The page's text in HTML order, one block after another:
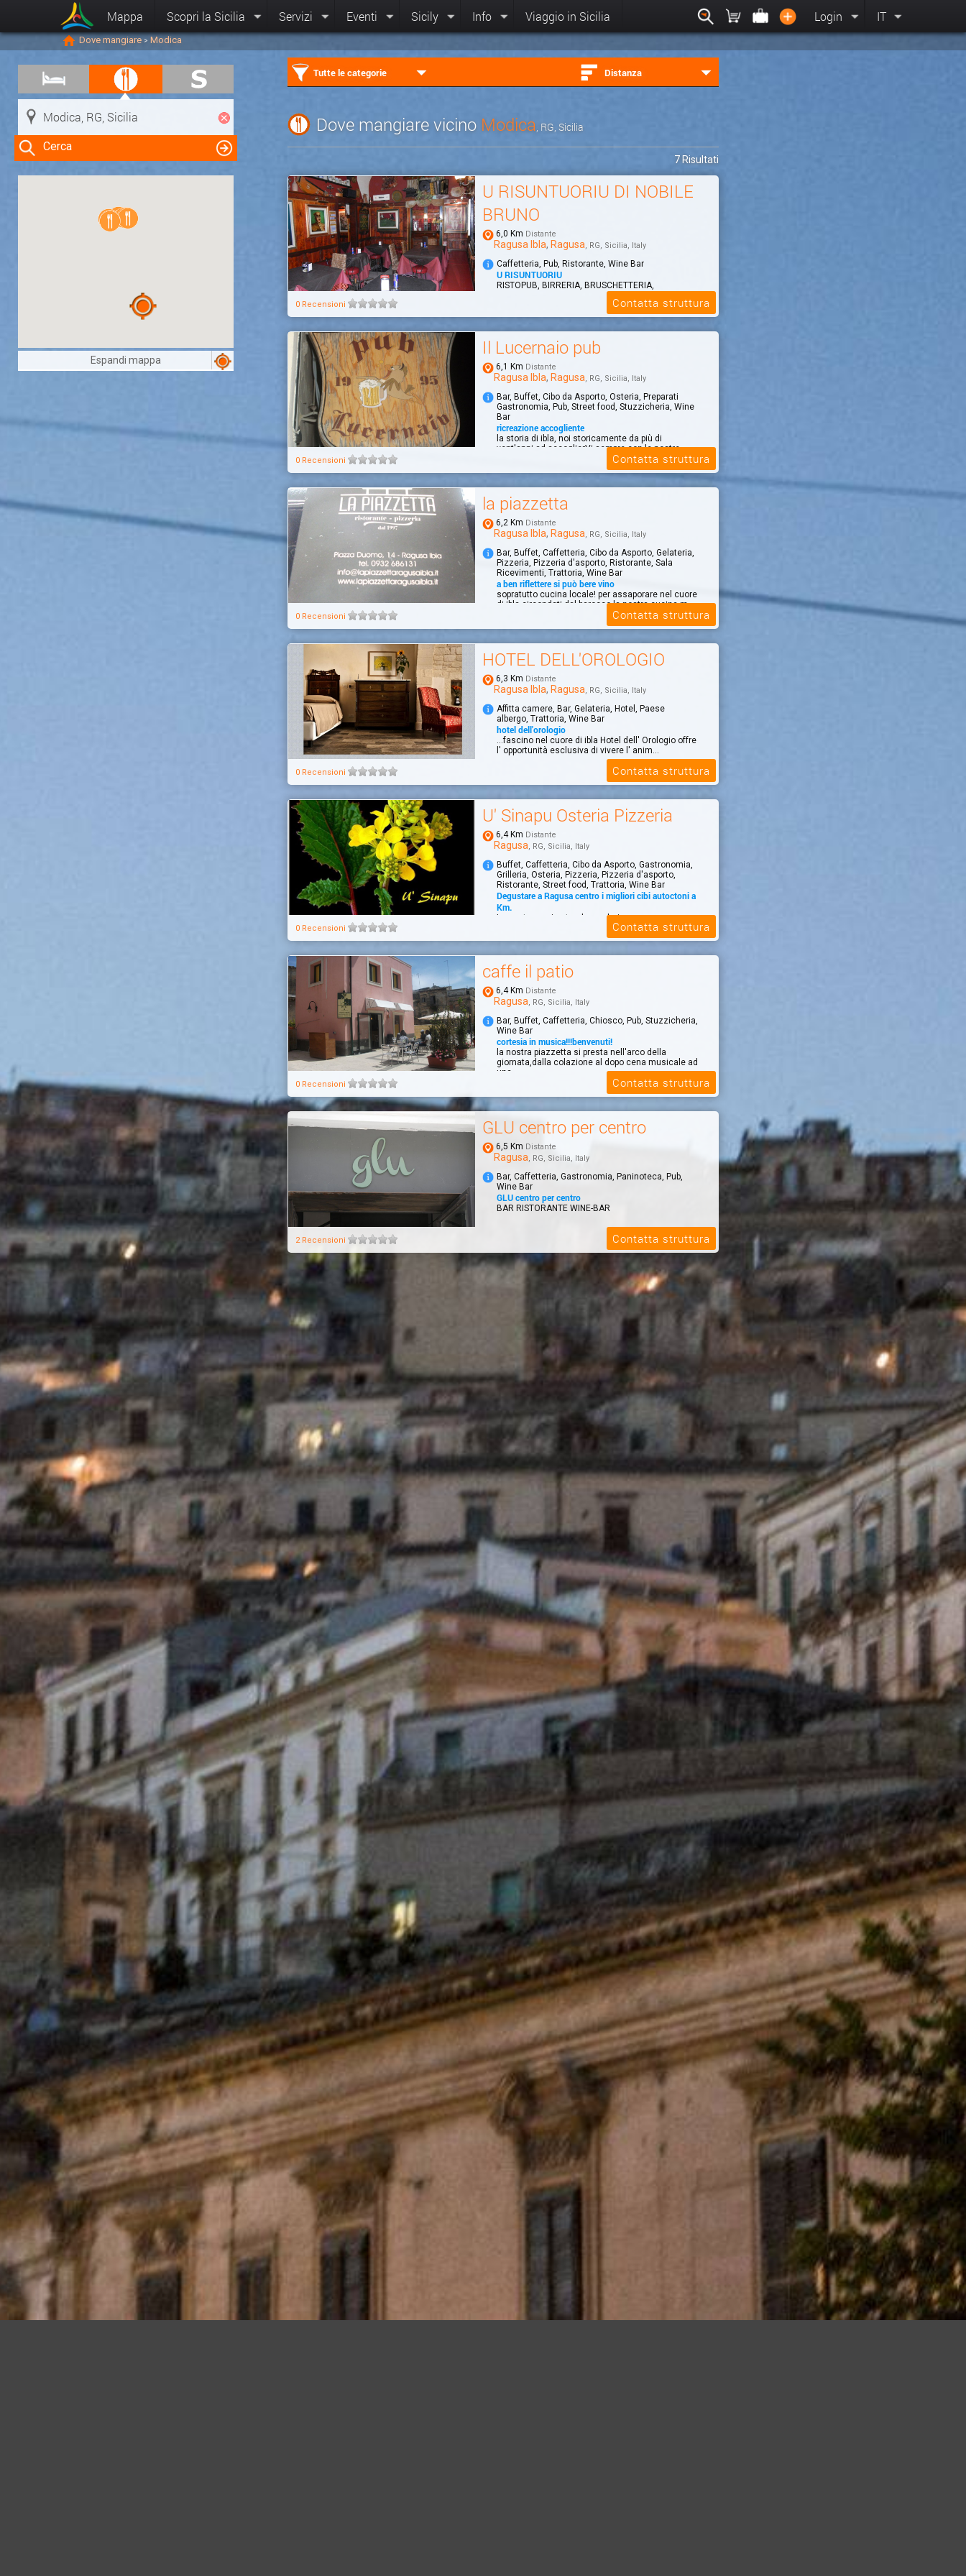
Mappa Scopri la Sicilia Servizi Eventi Sicily Info Viaggio in Sicilia Login IT
Dove mangiare > Modica
Cerca
Clicca su una risorsa nella mappa
Espandi mappa
Tutte le categorie Distanza
Dove mangiare vicino Modica , RG, Sicilia
7 Risultati
U RISUNTUORIU DI NOBILE
BRUNO
6,0 Km Distante
Ragusa Ibla, Ragusa, RG, Sicilia, Italy
Caffetteria, Pub, Ristorante, Wine Bar
U RISUNTUORIU
RISTOPUB, BIRRERIA, BRUSCHETTERIA,
SPAGHETTERIA, CAFFETTERIA.
0 Recensioni Contatta struttura
Il Lucernaio pub
6,1 Km Distante
Ragusa Ibla, Ragusa, RG, Sicilia, Italy
Bar, Buffet, Cibo da Asporto, Osteria, Preparati
Gastronomia, Pub, Street food, Stuzzicheria, Wine
Bar
ricreazione accogliente
la storia di ibla, noi storicamente da più di
vent'anni ad accoglierVi sempre con le nostre
0 Recensioni Contatta struttura
la piazzetta
6,2 Km Distante
Ragusa Ibla, Ragusa, RG, Sicilia, Italy
Bar, Buffet, Caffetteria, Cibo da Asporto, Gelateria,
Pizzeria, Pizzeria d'asporto, Ristorante, Sala
Ricevimenti, Trattoria, Wine Bar
a ben riflettere si può bere vino
sopratutto cucina locale! per assaporare nel cuore
di ibla circondati dal barocco la nostra cucina m...
0 Recensioni Contatta struttura
HOTEL DELL'OROLOGIO
6,3 Km Distante
Ragusa Ibla, Ragusa, RG, Sicilia, Italy
Affitta camere, Bar, Gelateria, Hotel, Paese
albergo, Trattoria, Wine Bar
hotel dell'orologio
...fascino nel cuore di ibla Hotel dell' Orologio offre
l' opportunità esclusiva di vivere l' anim...
0 Recensioni Contatta struttura
U' Sinapu Osteria Pizzeria
6,4 Km Distante
Ragusa, RG, Sicilia, Italy
Buffet, Caffetteria, Cibo da Asporto, Gastronomia,
Grilleria, Osteria, Pizzeria, Pizzeria d'asporto,
Ristorante, Street food, Trattoria, Wine Bar
Degustare a Ragusa centro i migliori cibi autoctoni a
Km.
La nostra cucina tende a valorizzare senza
offendere il cibo.La semplicità e tanto Amore
0 Recensioni Contatta struttura
caffe il patio
6,4 Km Distante
Ragusa, RG, Sicilia, Italy
Bar, Buffet, Caffetteria, Chiosco, Pub, Stuzzicheria,
Wine Bar
cortesia in musica!!!benvenuti!
la nostra piazzetta si presta nell'arco della
giornata,dalla colazione al dopo cena musicale ad
una ...
0 Recensioni Contatta struttura
GLU centro per centro
6,5 Km Distante
Ragusa, RG, Sicilia, Italy
Bar, Caffetteria, Gastronomia, Paninoteca, Pub,
Wine Bar
GLU centro per centro
BAR RISTORANTE WINE-BAR
2 Recensioni Contatta struttura